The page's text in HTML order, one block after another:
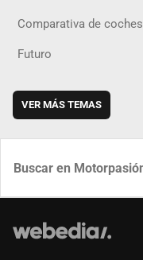
Comparativa de coches
Futuro
VER MÁS TEMAS